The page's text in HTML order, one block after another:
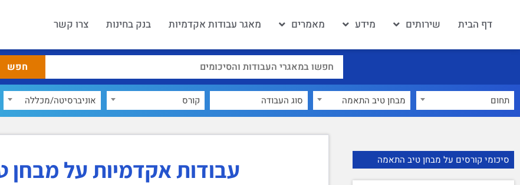
דף הבית שירותים מידע מאמרים מאגר עבודות אקדמיות בנק בחינות צרו קשר
תחום מבחן טיב התאמה קורס אוניברסיטה/מכללה
סיכומי קורסים על מבחן טיב התאמה עבודות אקדמיות על